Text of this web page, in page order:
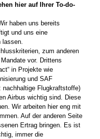
hier auf Ihrer To-do-
­haben uns bereits
und uns eine
zum anderen
vor. Drittens
in Projekte wie
und SAF
Flugkraftstoffe)
Airbus wichtig sind. Diese
Wir arbeiten hier eng mit
Auf der anderen Seite
Ertrag bringen. Es ist
immer die